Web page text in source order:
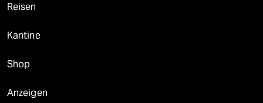
Reisen
Kantine
Shop
Anzeigen